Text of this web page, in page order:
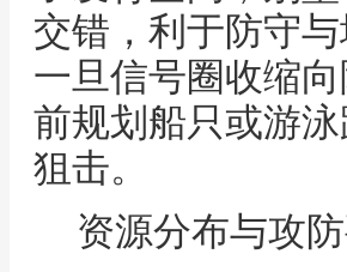
交错，利于防守
一旦信号圈收缩
前规划船只或游
狙击。
资源分布与攻